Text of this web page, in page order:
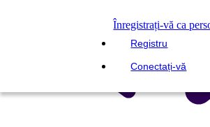
Înregistrați-vă ca
Registru
Conectați-vă